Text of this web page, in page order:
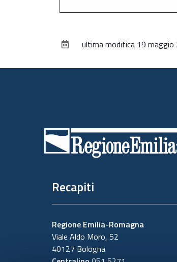
ultima modifica 19 maggio
Recapiti
Regione Emilia-Romagna
Viale Aldo Moro, 52
40127 Bologna